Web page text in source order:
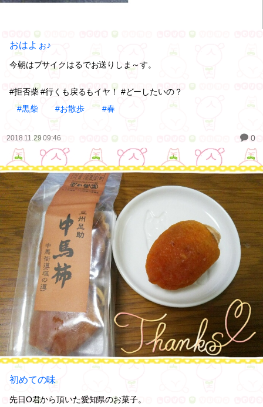
おはよぉ♪
今朝はブサイクはるでお送りしま～す。
#拒否柴 #行くも戻るもイヤ！ #どーしたいの？
#黒柴
#お散歩 #春
2018.11.29 09:46 0
初めての味
先日O君から頂いた愛知県のお菓子。